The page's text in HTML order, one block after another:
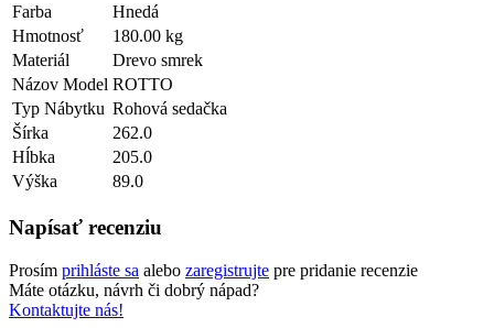
Farba
Hnedá
Hmotnosť
180.00 kg
Materiál
Drevo smrek
Názov Model ROTTO
Typ Nábytku Rohová sedačka
Šírka
262.0
Hĺbka
205.0
Výška
89.0
Napísať recenziu
Prosím prihláste sa alebo zaregistrujte pre pridanie recenzie
Máte otázku, návrh či dobrý nápad?
Kontaktujte nás!